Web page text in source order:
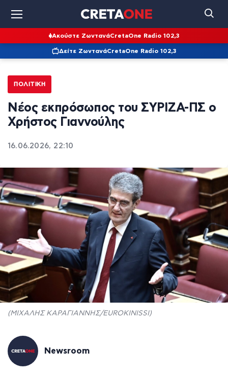
Ακούστε ΖωντανάCretaOne Radio 102,3
Δείτε ΖωντανάCretaOne Radio 102,3
ΠΟΛΙΤΙΚΉ
Νέος εκπρόσωπος του ΣΥΡΙΖΑ-ΠΣ ο
Χρήστος Γιαννούλης
16.06.2026, 22:10
(ΜΙΧΑΛΗΣ ΚΑΡΑΓΙΑΝΝΗΣ/EUROKINISSI)
Newsroom